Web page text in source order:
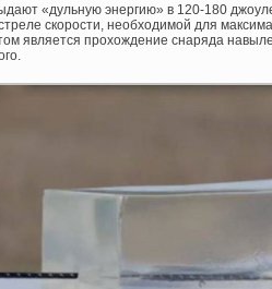
«дульную энергию» в 120-180
скорости, необходимой для
является прохождение снаряда